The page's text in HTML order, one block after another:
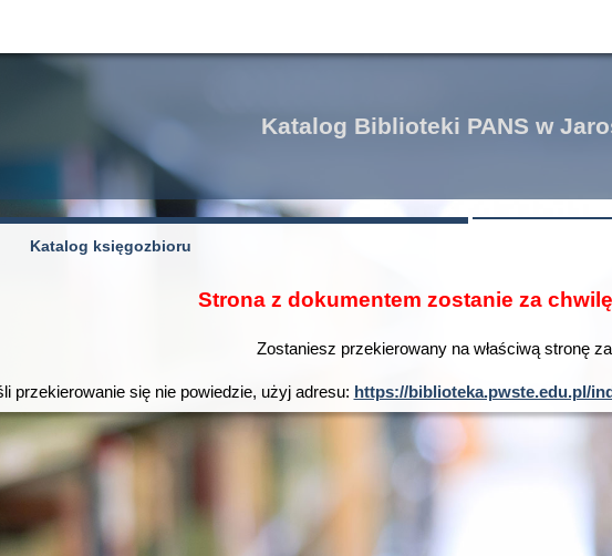
Katalog Biblioteki PANS w
Katalog księgozbioru
Strona z dokumentem zostanie za
Zostaniesz przekierowany na właściwą stronę za
przekierowanie się nie powiedzie, użyj adresu: https://biblioteka.pwste.edu.pl/